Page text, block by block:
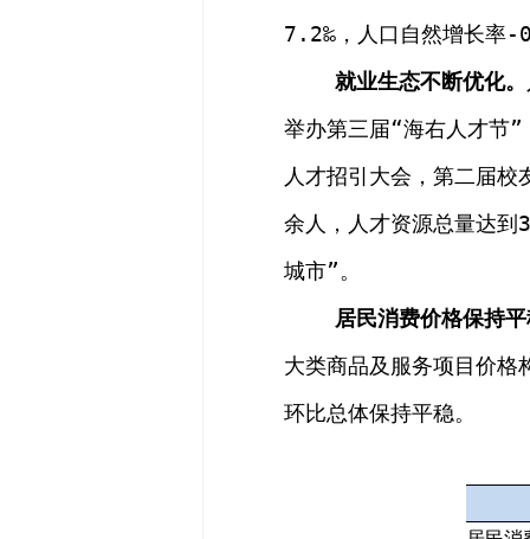
7.2‰ ，人口自然增长率-
就业生态不断优化。
举办第三届“海右人才节”
人才招引大会，第二届
余人，人才资源总量达到
城市”。
居民消费价格保持
大类商品及服务项目价格
环比总体保持平稳。